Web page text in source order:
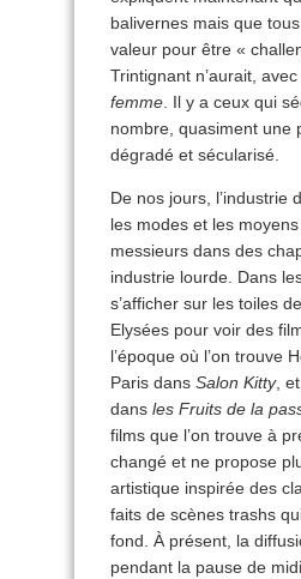
balivernes mais que
valeur pour être «
Trintignant n’aurait,
femme . Il y a ceux qui
nombre, quasiment une
dégradé et sécularisé.
De nos jours, l’industrie
les modes et les
messieurs dans des
industrie lourde. Dans
s’afficher sur les toiles
Elysées pour voir des
l’époque où l’on trouve
Paris dans Salon Kitty,
dans les Fruits de la
films que l’on trouve à
changé et ne propose
artistique inspirée des
faits de scènes trashs
fond. À présent, la
pendant la pause de